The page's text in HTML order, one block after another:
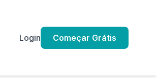
Login Começar Grátis